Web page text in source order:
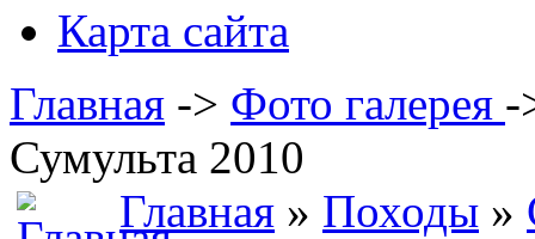
Карта сайта
Главная -> Фото галерея -
Сумульта 2010
Главная » Походы »